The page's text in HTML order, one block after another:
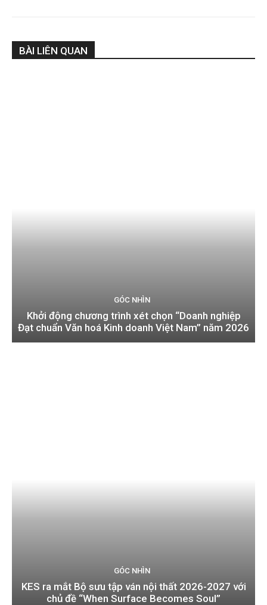
BÀI LIÊN QUAN
GÓC NHÌN
Khởi động chương trình xét chọn “Doanh nghiệp
Đạt chuẩn Văn hoá Kinh doanh Việt Nam” năm 2026
GÓC NHÌN
KES ra mắt Bộ sưu tập ván nội thất 2026-2027 với
chủ đề “When Surface Becomes Soul”